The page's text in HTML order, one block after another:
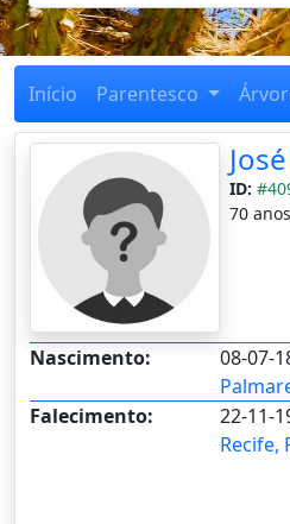
Início Parentesco
ID:
70
Nascimento:
08-07-
Falecimento:
22-11-
Recife,